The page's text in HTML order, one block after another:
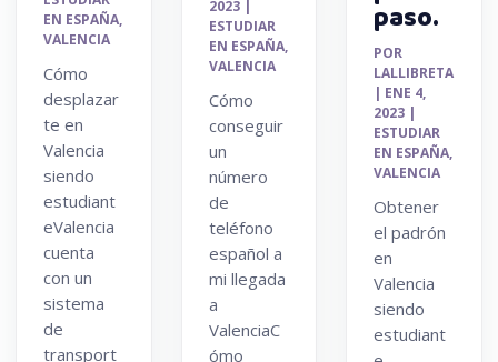
EN ESPAÑA,
VALENCIA
Cómo
desplazar
te en
Valencia
siendo
estudiant
eValencia
cuenta
con un
sistema
de
transport
2023|
ESTUDIAR
EN ESPAÑA,
VALENCIA
Cómo
conseguir
un
número
de
teléfono
español a
mi llegada
a
ValenciaC
ómo
paso.
POR
LALLIBRETA
| ENE 4,
2023 |
ESTUDIAR
EN ESPAÑA,
VALENCIA
Obtener
el padrón
en
Valencia
siendo
estudiant